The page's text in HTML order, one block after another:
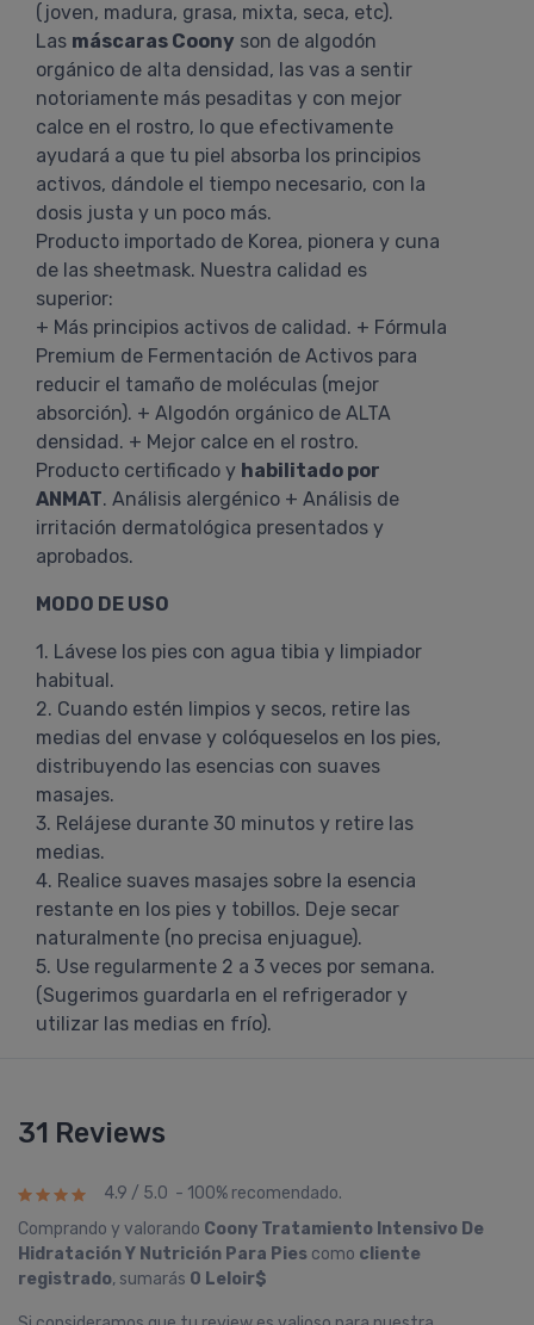
(joven, madura, grasa, mixta, seca, etc).
Las máscaras Coony son de algodón
orgánico de alta densidad, las vas a sentir
notoriamente más pesaditas y con mejor
calce en el rostro, lo que efectivamente
ayudará a que tu piel absorba los principios
activos, dándole el tiempo necesario, con la
dosis justa y un poco más.
Producto importado de Korea, pionera y cuna
de las sheetmask. Nuestra calidad es
superior:
+ Más principios activos de calidad. + Fórmula
Premium de Fermentación de Activos para
reducir el tamaño de moléculas (mejor
absorción). + Algodón orgánico de ALTA
densidad. + Mejor calce en el rostro.
Producto certificado y habilitado por
ANMAT. Análisis alergénico + Análisis de
irritación dermatológica presentados y
aprobados.
MODO DE USO
1. Lávese los pies con agua tibia y limpiador
habitual.
2. Cuando estén limpios y secos, retire las
medias del envase y colóqueselos en los pies,
distribuyendo las esencias con suaves
masajes.
3. Relájese durante 30 minutos y retire las
medias.
4. Realice suaves masajes sobre la esencia
restante en los pies y tobillos. Deje secar
naturalmente (no precisa enjuague).
5. Use regularmente 2 a 3 veces por semana.
(Sugerimos guardarla en el refrigerador y
utilizar las medias en frío).
31 Reviews
4.9 / 5.0 - 100% recomendado.
Comprando y valorando Coony Tratamiento Intensivo De
Hidratación Y Nutrición Para Pies como cliente
registrado, sumarás 0 Leloir$